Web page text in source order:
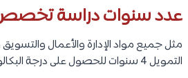
عدد سنوات دراسة تخصص
مثل جميع مواد الإدارة والأعمال
التمويل 4 سنوات للحصول على درجة البكالوريوس.